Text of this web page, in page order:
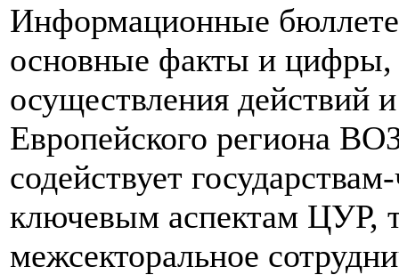
Информационные
основные факты и цифры,
осуществления действий
Европейского региона
содействует
ключевым аспектам ЦУР,
межсекторальное